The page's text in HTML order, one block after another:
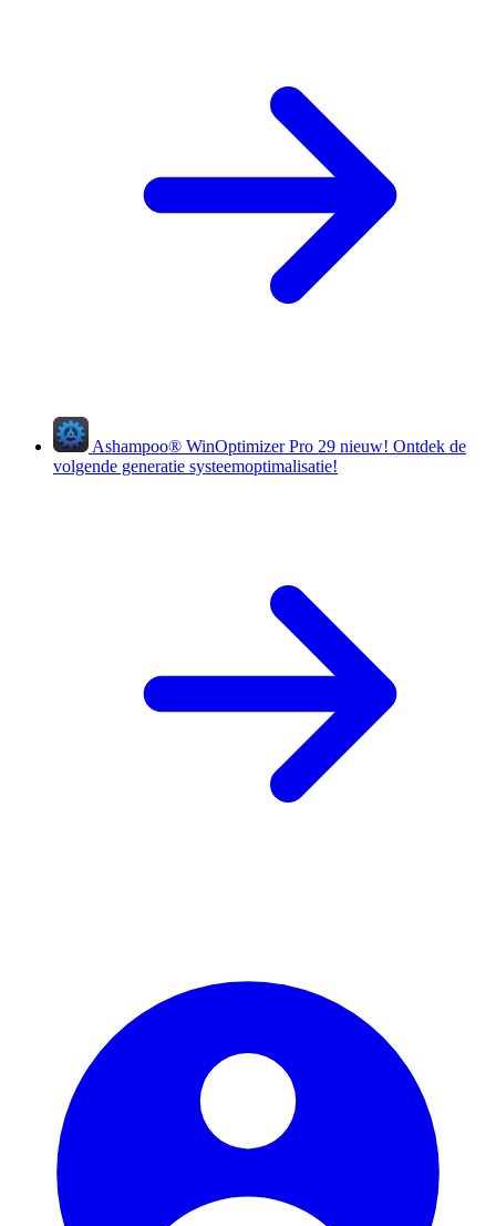
Ashampoo® WinOptimizer Pro 29 nieuw! Ontdek de
volgende generatie systeemoptimalisatie!